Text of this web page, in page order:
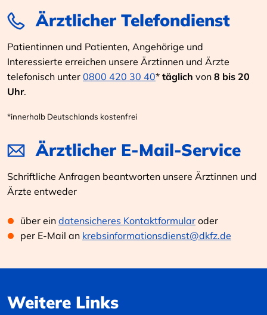
Ärztlicher Telefondienst
Patientinnen und Patienten, Angehörige und
Interessierte erreichen unsere Ärztinnen und Ärzte
telefonisch unter 0800 420 30 40* täglich von 8 bis 20
Uhr.
*innerhalb Deutschlands kostenfrei
Ärztlicher E-Mail-Service
Schriftliche Anfragen beantworten unsere Ärztinnen und
Ärzte entweder
über ein datensicheres Kontaktformular oder
per E-Mail an krebsinformationsdienst@dkfz.de
Weitere Links